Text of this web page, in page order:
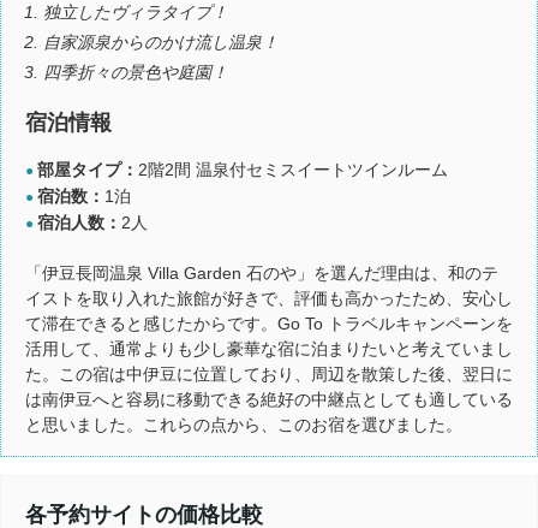
独立したヴィラタイプ！
自家源泉からのかけ流し温泉！
四季折々の景色や庭園！
宿泊情報
● 部屋タイプ： 2階2間 温泉付セミスイートツインルーム
● 宿泊数： 1泊
● 宿泊人数： 2人
「伊豆長岡温泉 Villa Garden 石のや」を選んだ理由は、和のテ
イストを取り入れた旅館が好きで、評価も高かったため、安心し
て滞在できると感じたからです。Go To トラベルキャンペーンを
活用して、通常よりも少し豪華な宿に泊まりたいと考えていまし
た。この宿は中伊豆に位置しており、周辺を散策した後、翌日に
は南伊豆へと容易に移動できる絶好の中継点としても適している
と思いました。これらの点から、このお宿を選びました。
各予約サイトの価格比較